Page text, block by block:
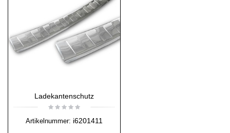
Ladekantenschutz
Artikelnummer: i6201411